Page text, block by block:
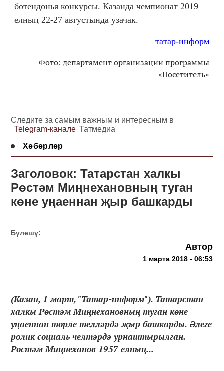
бөтендөнья конкурсы. Казанда чемпионат 2019
елның 22-27 августында узачак.
татар-информ
Фото: департамент организации программы
«Посетитель»
Следите за самым важным и интересным в
Telegram-канале Татмедиа
Хәбәрләр
Заголовок: Татарстан халкы
Рөстәм Миңнехановның туган
көне уңаеннан җыр башкарды
Бүлешү:
Автор
1 марта 2018 - 06:53
(Казан, 1 март, "Татар-информ"). Татарстан
халкы Рөстәм Миңнехановның туган көне
уңаеннан төрле телләрдә җыр башкарды. Әлеге
ролик социаль челтәрдә урнаштырылган.
Рөстәм Миңнеханов 1957 елның...